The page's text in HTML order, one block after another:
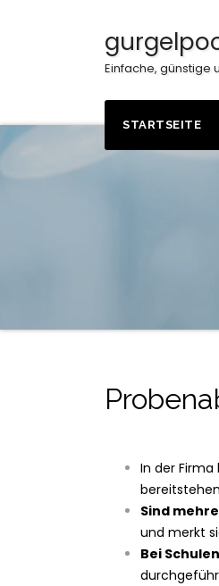
Einfache, günstige
STARTSEITE
In der
Sind
und merkt
Bei